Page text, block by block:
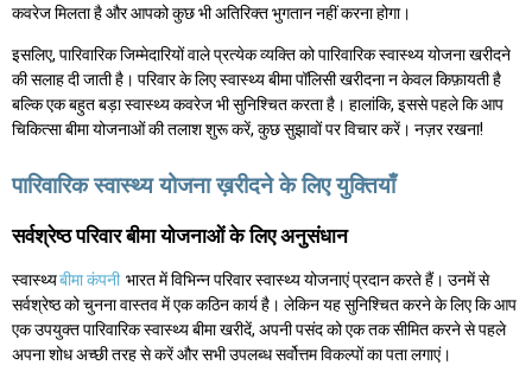
कवरेज मिलता है और आपको कुछ भी अतिरिक्त भुगतान नहीं करना होगा।
इसलिए, पारिवारिक जिम्मेदारियों वाले प्रत्येक व्यक्ति को पारिवारिक स्वास्थ्य योजना खरीदने
की सलाह दी जाती है। परिवार के लिए स्वास्थ्य बीमा पॉलिसी खरीदना न केवल किफ़ायती है
बल्कि एक बहुत बड़ा स्वास्थ्य कवरेज भी सुनिश्चित करता है। हालांकि, इससे पहले कि आप
चिकित्सा बीमा योजनाओं की तलाश शुरू करें, कुछ सुझावों पर विचार करें। नज़र रखना!
पारिवारिक स्वास्थ्य योजना ख़रीदने के लिए युक्तियाँ
सर्वश्रेष्ठ परिवार बीमा योजनाओं के लिए अनुसंधान
स्वास्थ्यबीमा कंपनी भारत में विभिन्न परिवार स्वास्थ्य योजनाएं प्रदान करते हैं। उनमें से
सर्वश्रेष्ठ को चुनना वास्तव में एक कठिन कार्य है। लेकिन यह सुनिश्चित करने के लिए कि आप
एक उपयुक्त पारिवारिक स्वास्थ्य बीमा खरीदें, अपनी पसंद को एक तक सीमित करने से पहले
अपना शोध अच्छी तरह से करें और सभी उपलब्ध सर्वोत्तम विकल्पों का पता लगाएं।